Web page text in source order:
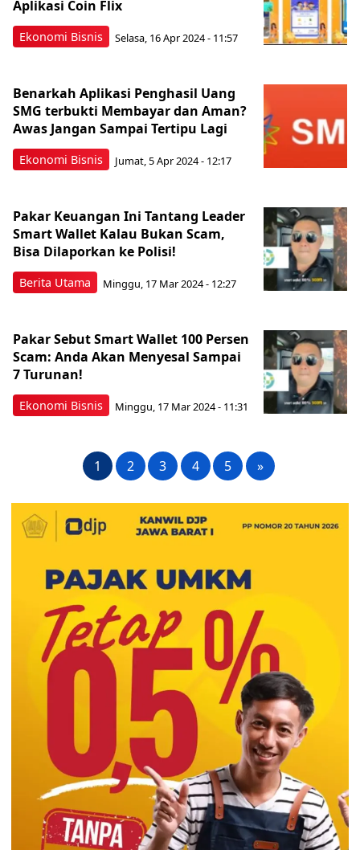
Ekonomi Bisnis
Aplikasi Coin Flix
Selasa, 16 Apr 2024 - 11:57
Ekonomi Bisnis
Benarkah Aplikasi Penghasil Uang
SMG terbukti Membayar dan Aman?
Awas Jangan Sampai Tertipu Lagi
Jumat, 5 Apr 2024 - 12:17
Berita Utama
Pakar Keuangan Ini Tantang Leader
Smart Wallet Kalau Bukan Scam,
Bisa Dilaporkan ke Polisi!
Minggu, 17 Mar 2024 - 12:27
Ekonomi Bisnis
Pakar Sebut Smart Wallet 100 Persen
Scam: Anda Akan Menyesal Sampai
7 Turunan!
Minggu, 17 Mar 2024 - 11:31
1 2 3 4 5 »